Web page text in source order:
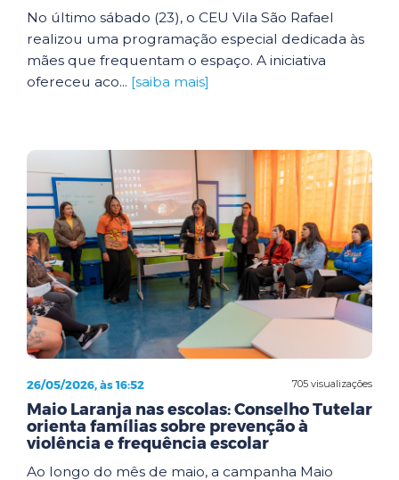
No último sábado (23), o CEU Vila São Rafael
realizou uma programação especial dedicada às
mães que frequentam o espaço. A iniciativa
ofereceu aco... [saiba mais]
705 visualizações
26/05/2026, às 16:52
Maio Laranja nas escolas: Conselho Tutelar
orienta famílias sobre prevenção à
violência e frequência escolar
Ao longo do mês de maio, a campanha Maio